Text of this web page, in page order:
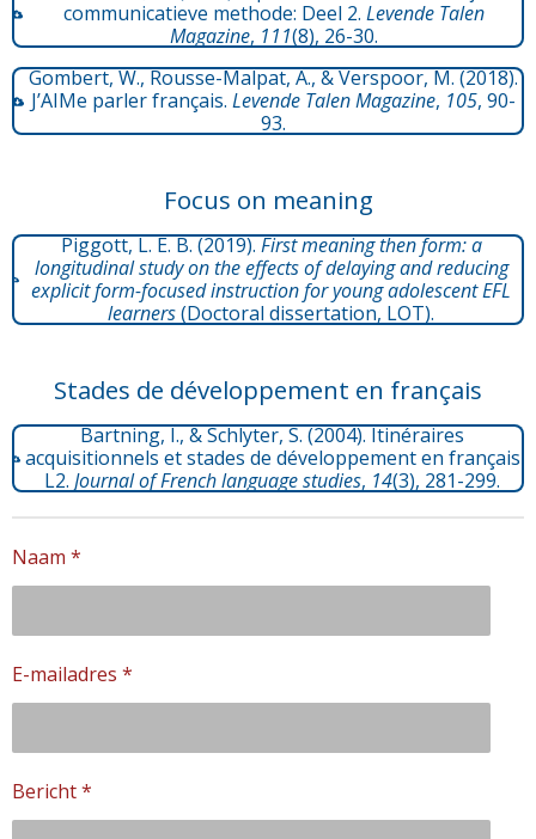
communicatieve methode: Deel 2. Levende Talen
Magazine, 111(8), 26-30.
Gombert, W., Rousse-Malpat, A., & Verspoor, M. (2018).
J’AIMe parler français.Levende Talen Magazine, 105, 90-
93.
Focus on meaning
Piggott, L. E. B. (2019).First meaning then form: a
longitudinal study on the effects of delaying and reducing
explicit form-focused instruction for young adolescent EFL
learners(Doctoral dissertation, LOT).
Stades de développement en français
Bartning, I., & Schlyter, S. (2004). Itinéraires
acquisitionnels et stades de développement en français
L2.Journal of French language studies, 14(3), 281-299.
Naam *
E-mailadres *
Bericht *